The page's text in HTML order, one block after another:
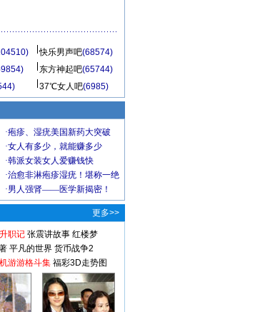
快乐男声吧(68574)
东方神起吧(65744)
37℃女人吧(6985)
更多>>
职记 张震讲故事 红楼梦
平凡的世界 货币战争2
游游格斗集 福彩3D走势图